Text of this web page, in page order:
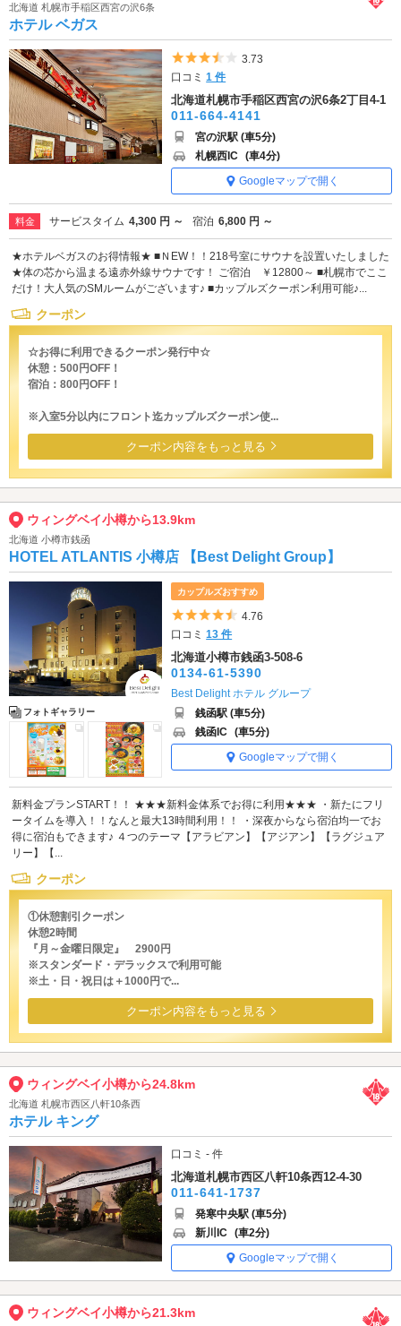
北海道 札幌市手稲区西宮の沢6条
ホテル ベガス
5つ星のうち3.5
3.73
口コミ1 件
北海道札幌市手稲区西宮の沢6条2丁目4-1
011-664-4141
宮の沢駅 (車5分)
札幌西IC (車4分)
Googleマップで開く
料金 サービスタイム 4,300 円 ～ 宿泊 6,800 円 ～
★ホテルベガスのお得情報★ ■ＮEW！！218号室にサウナを設置いたしました
★体の芯から温まる遠赤外線サウナです！ ご宿泊 ￥12800～ ■札幌市でここ
だけ！大人気のSMルームがございます♪ ■カップルズクーポン利用可能♪...
クーポン
☆お得に利用できるクーポン発行中☆
休憩：500円OFF！
宿泊：800円OFF！
※入室5分以内にフロント迄カップルズクーポン使...
クーポン内容をもっと見る
ウィングベイ小樽から13.9km
北海道 小樽市銭函
HOTEL ATLANTIS 小樽店 【Best Delight Group】
フォトギャラリー
カップルズおすすめ
5つ星のうち4.5
4.76
口コミ13 件
北海道小樽市銭函3-508-6
0134-61-5390
Best Delight ホテル グループ
銭函駅 (車5分)
銭函IC (車5分)
Googleマップで開く
新料金プランSTART！！ ★★★新料金体系でお得に利用★★★ ・新たにフリ
ータイムを導入！！なんと最大13時間利用！！ ・深夜からなら宿泊均一でお
得に宿泊もできます♪ ４つのテーマ【アラビアン】【アジアン】【ラグジュア
リー】【...
クーポン
①休憩割引クーポン
休憩2時間
『月～金曜日限定』 2900円
※スタンダード・デラックスで利用可能
※土・日・祝日は＋1000円で...
クーポン内容をもっと見る
ウィングベイ小樽から24.8km
北海道 札幌市西区八軒10条西
ホテル キング
口コミ - 件
北海道札幌市西区八軒10条西12-4-30
011-641-1737
発寒中央駅 (車5分)
新川IC (車2分)
Googleマップで開く
ウィングベイ小樽から21.3km